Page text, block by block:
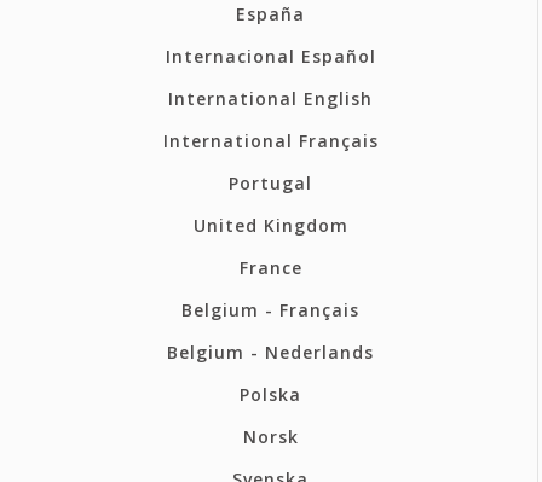
España
Internacional Español
International English
International Français
Portugal
United Kingdom
France
Belgium - Français
Belgium - Nederlands
Polska
Norsk